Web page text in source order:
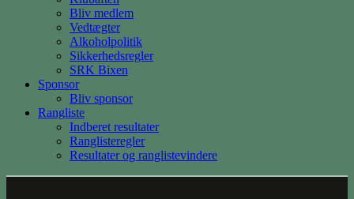
Bliv medlem
Vedtægter
Alkoholpolitik
Sikkerhedsregler
SRK Bixen
Sponsor
Bliv sponsor
Rangliste
Indberet resultater
Ranglisteregler
Resultater og ranglistevindere